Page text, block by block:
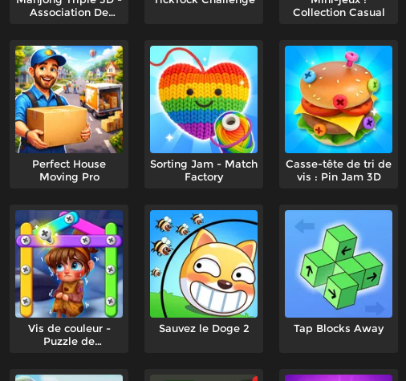
Association De
Collection Casual
Perfect House
Moving Pro
Sorting Jam - Match
Factory
Casse-tête de tri de
vis : Pin Jam 3D
Vis de couleur -
Puzzle de
Sauvez le Doge 2 Tap Blocks Away